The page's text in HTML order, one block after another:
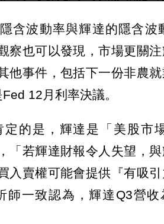
含波動率與輝達的隱含波
察也可以發現，市場更關
他事件，包括下一份非農
12月利率決議。
定的是，輝達是「美股市
「若輝達財報令人失望，
入賣權可能會提供『有吸
師一致認為，輝達Q3營